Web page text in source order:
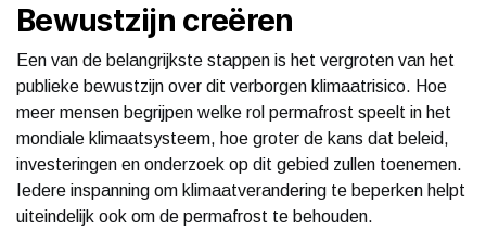
Bewustzijn creëren
Een van de belangrijkste stappen is het vergroten van het
publieke bewustzijn over dit verborgen klimaatrisico. Hoe
meer mensen begrijpen welke rol permafrost speelt in het
mondiale klimaatsysteem, hoe groter de kans dat beleid,
investeringen en onderzoek op dit gebied zullen toenemen.
Iedere inspanning om klimaatverandering te beperken helpt
uiteindelijk ook om de permafrost te behouden.